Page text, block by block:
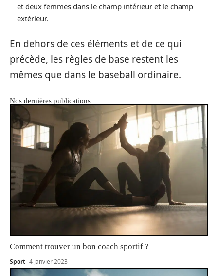
et deux femmes dans le champ intérieur et le champ
extérieur.
En dehors de ces éléments et de ce qui
précède, les règles de base restent les
mêmes que dans le baseball ordinaire.
Nos dernières publications
Comment trouver un bon coach sportif ?
Sport 4 janvier 2023